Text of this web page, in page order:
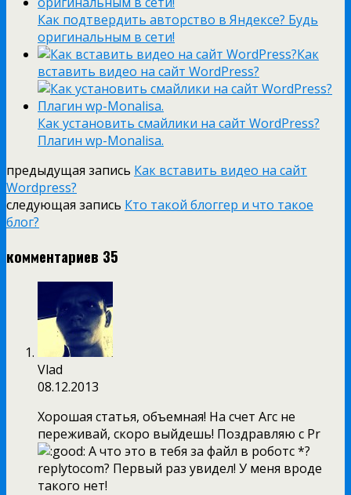
Как подтвердить авторство в Яндексе? Будь
оригинальным в сети!
Как
вставить видео на сайт WordPress?
Как установить смайлики на сайт WordPress?
Плагин wp-Monalisa.
предыдущая запись Как вставить видео на сайт
Wordpress?
следующая запись Кто такой блоггер и что такое
блог?
комментариев 35
Vlad
08.12.2013
Хорошая статья, объемная! На счет Агс не
переживай, скоро выйдешь! Поздравляю с Pr
А что это в тебя за файл в роботс *?
replytocom? Первый раз увидел! У меня вроде
такого нет!